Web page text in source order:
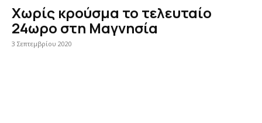
Χωρίς κρούσμα το τελευταίο
24ωρο στη Μαγνησία
3 Σεπτεμβρίου 2020